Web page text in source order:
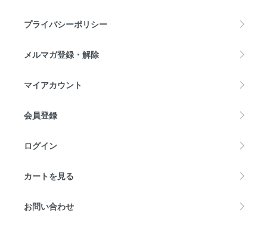
プライバシーポリシー
メルマガ登録・解除
マイアカウント
会員登録
ログイン
カートを見る
お問い合わせ